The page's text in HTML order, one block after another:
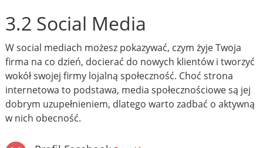
3.2 Social Media
W social mediach możesz pokazywać, czym żyje Twoja
firma na co dzień, docierać do nowych klientów i tworzyć
wokół swojej firmy lojalną społeczność. Choć strona
internetowa to podstawa, media społecznościowe są jej
dobrym uzupełnieniem, dlatego warto zadbać o aktywną
w nich obecność.